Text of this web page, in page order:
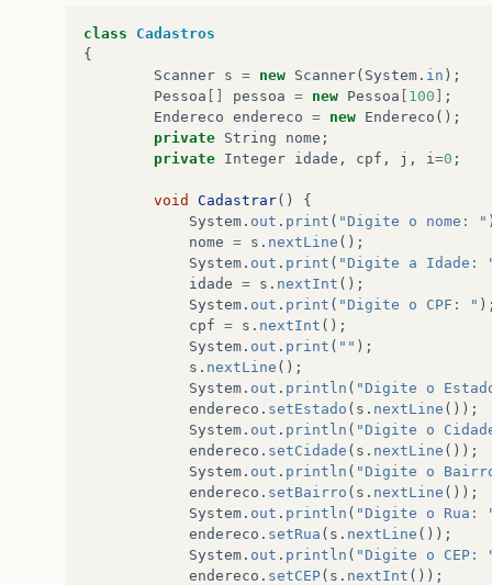
return
rua ;
public void setRua( String
.rua = rua;
Integer getCEP ()
{
CEP;
void setCEP( Integer CEP)
{
= CEP ;
Integer getTelefone ()
{
telefone;
void setTelefone (Integer telefone)
{
telefone = telefone;
class
Cadastros
{
Scanner s = new Scanner( System . in );
Pessoa
pessoa = new Pessoa 100
;
Endereco endereco = new Endereco ();
private String nome ;
private Integer idade , cpf , j , i =0 ;
void Cadastrar()
{
System . out . print ( "Digite o nome: "
nome = s . nextLine ();
System . out . print ( "Digite a Idade:
idade = s . nextInt ();
System . out . print ( "Digite o CPF: "
cpf = s . nextInt ();
System . out . print ( "" );
s . nextLine ();
System . out . println ( "Digite o
endereco . setEstado ( s . nextLine ());
System . out . println ( "Digite o
endereco . setCidade ( s . nextLine ());
System . out . println ( "Digite o
endereco . setBairro ( s . nextLine ());
System . out . println ( "Digite o Rua:
endereco . setRua ( s . nextLine ());
System . out . println ( "Digite o CEP:
endereco . setCEP( s . nextInt ());